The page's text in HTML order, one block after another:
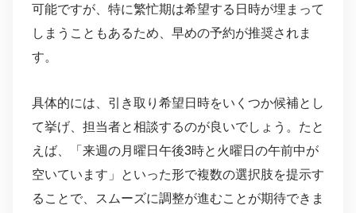
可能ですが、特に繁忙期は希望する日時が埋まって
しまうこともあるため、早めの予約が推奨されま
す。
具体的には、引き取り希望日時をいくつか候補とし
て挙げ、担当者と相談するのが良いでしょう。たと
えば、「来週の月曜日午後3時と火曜日の午前中が
空いています」といった形で複数の選択肢を提示す
ることで、スムーズに調整が進むことが期待できま